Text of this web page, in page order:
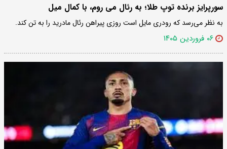
سورپرایز برنده توپ طلا؛ به رئال می روم، با کمال میل
به نظر می‌رسد که رودری مایل است روزی پیراهن رئال مادرید را به تن کند.
۰۶ فروردین ۱۴۰۵